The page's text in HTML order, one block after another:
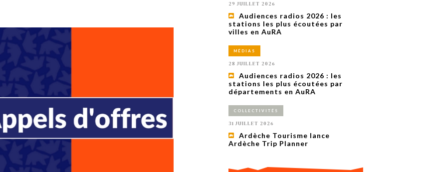
Amandine Burret
saison autour de son concept autour de
marketing et communication, revient sur
1 AN
29 JUILLET 2026
Audiences radios 2026 : les
stations les plus écoutées par
villes en AuRA
MÉDIAS
28 JUILLET 2026
Audiences radios 2026 : les
stations les plus écoutées par
départements en AuRA
COLLECTIVITÉS
31 JUILLET 2026
Ardèche Tourisme lance
Ardèche Trip Planner